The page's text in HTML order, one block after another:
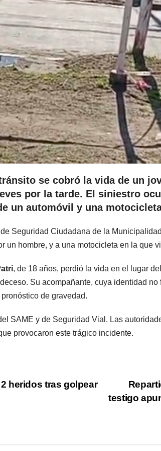
se cobró la vida de un
por la tarde. El siniestro
un automóvil y una
Seguridad Ciudadana de la
un hombre, y a una motocicleta en la que
, de 18 años, perdió la vida en el lugar
Su acompañante, cuya identidad
de gravedad.
SAME y de Seguridad Vial. Las
provocaron este trágico incidente.
testigo
heridos tras golpear